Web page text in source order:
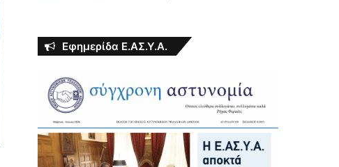
Εφημερίδα Ε.ΑΣ.Υ.Α.